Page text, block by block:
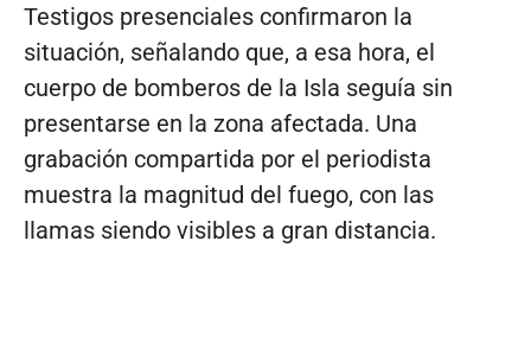
Testigos presenciales confirmaron la
situación, señalando que, a esa hora, el
cuerpo de bomberos de la Isla seguía sin
presentarse en la zona afectada. Una
grabación compartida por el periodista
muestra la magnitud del fuego, con las
llamas siendo visibles a gran distancia.